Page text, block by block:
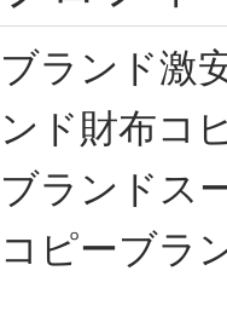
ブランド激
ンド財布コ
ブランドス
コピーブラ